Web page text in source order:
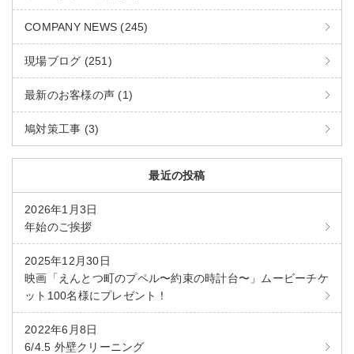
COMPANY NEWS (245)
現場ブログ (251)
最新のお客様の声 (1)
鳩対策工事 (3)
最近の投稿
2026年1月3日
年始のご挨拶
2025年12月30日
映画「えんとつ町のプペル〜約束の時計台〜」ムービーチケ
ット100名様にプレゼント！
2022年6月8日
6/4.5 外壁クリーニング